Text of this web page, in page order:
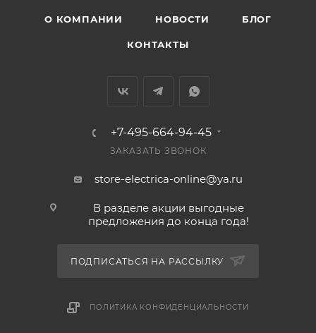
О КОМПАНИИ НОВОСТИ БЛОГ
КОНТАКТЫ
+7-495-664-94-45
ЗАКАЗАТЬ ЗВОНОК
store-electrica-online@ya.ru
В разделе акции выгодные
предложения до конца года!
ПОДПИСАТЬСЯ НА РАССЫЛКУ
ПОЛИТИКА КОНФИДЕНЦИАЛЬНОСТИ